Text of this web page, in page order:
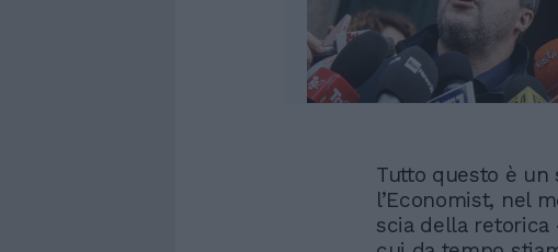
Tutto questo è
l’Economist, nel
scia della retorica